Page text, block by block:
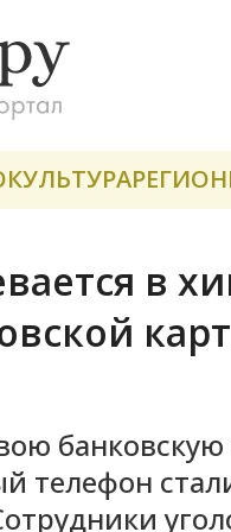
КУЛЬТУРА
в
банковскую
телефон